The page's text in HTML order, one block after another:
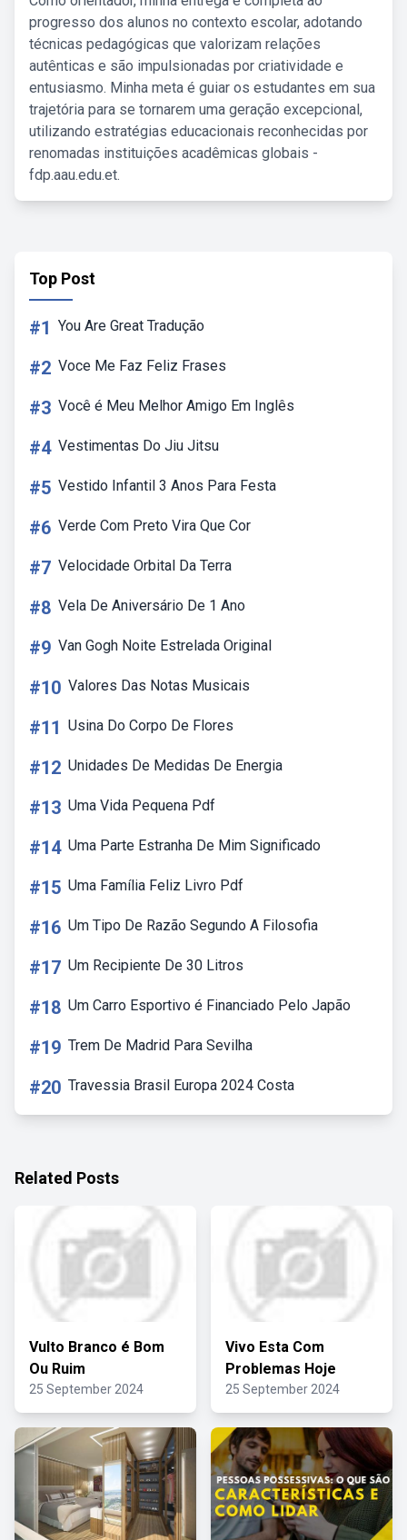
progresso dos alunos no contexto escolar, adotando
técnicas pedagógicas que valorizam relações
autênticas e são impulsionadas por criatividade e
entusiasmo. Minha meta é guiar os estudantes em sua
trajetória para se tornarem uma geração excepcional,
utilizando estratégias educacionais reconhecidas por
renomadas instituições acadêmicas globais -
fdp.aau.edu.et.
Top Post
#1 You Are Great Tradução
#2 Voce Me Faz Feliz Frases
#3 Você é Meu Melhor Amigo Em Inglês
#4 Vestimentas Do Jiu Jitsu
#5 Vestido Infantil 3 Anos Para Festa
#6 Verde Com Preto Vira Que Cor
#7 Velocidade Orbital Da Terra
#8 Vela De Aniversário De 1 Ano
#9 Van Gogh Noite Estrelada Original
#10 Valores Das Notas Musicais
#11 Usina Do Corpo De Flores
#12 Unidades De Medidas De Energia
#13 Uma Vida Pequena Pdf
#14 Uma Parte Estranha De Mim Significado
#15 Uma Família Feliz Livro Pdf
#16 Um Tipo De Razão Segundo A Filosofia
#17 Um Recipiente De 30 Litros
#18 Um Carro Esportivo é Financiado Pelo Japão
#19 Trem De Madrid Para Sevilha
#20 Travessia Brasil Europa 2024 Costa
Related Posts
Vulto Branco é Bom
Ou Ruim
25 September 2024
Vivo Esta Com
Problemas Hoje
25 September 2024